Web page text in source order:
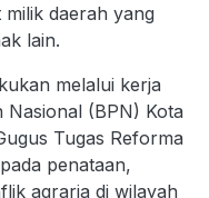
daerah yang
lain.
melalui kerja
Nasional (BPN) Kota
Tugas Reforma
penataan,
agraria di wilayah